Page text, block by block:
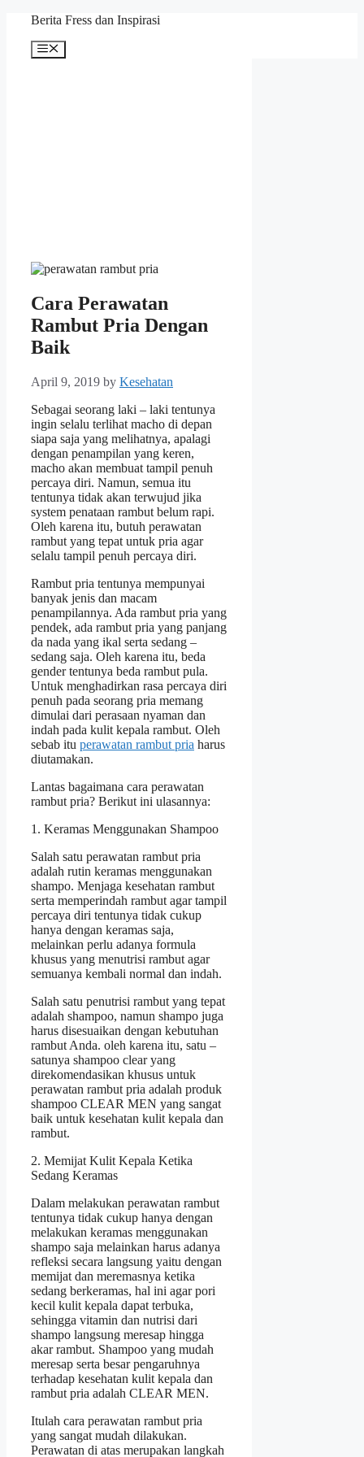
content
Berita Fress dan Inspirasi
Menu
Cara Perawatan
Rambut Pria Dengan
Baik
April 9, 2019 by Kesehatan
Sebagai seorang laki – laki tentunya
ingin selalu terlihat macho di depan
siapa saja yang melihatnya, apalagi
dengan penampilan yang keren,
macho akan membuat tampil penuh
percaya diri. Namun, semua itu
tentunya tidak akan terwujud jika
system penataan rambut belum rapi.
Oleh karena itu, butuh perawatan
rambut yang tepat untuk pria agar
selalu tampil penuh percaya diri.
Rambut pria tentunya mempunyai
banyak jenis dan macam
penampilannya. Ada rambut pria yang
pendek, ada rambut pria yang panjang
da nada yang ikal serta sedang –
sedang saja. Oleh karena itu, beda
gender tentunya beda rambut pula.
Untuk menghadirkan rasa percaya diri
penuh pada seorang pria memang
dimulai dari perasaan nyaman dan
indah pada kulit kepala rambut. Oleh
sebab itu perawatan rambut pria harus
diutamakan.
Lantas bagaimana cara perawatan
rambut pria? Berikut ini ulasannya:
1. Keramas Menggunakan Shampoo
Salah satu perawatan rambut pria
adalah rutin keramas menggunakan
shampo. Menjaga kesehatan rambut
serta memperindah rambut agar tampil
percaya diri tentunya tidak cukup
hanya dengan keramas saja,
melainkan perlu adanya formula
khusus yang menutrisi rambut agar
semuanya kembali normal dan indah.
Salah satu penutrisi rambut yang tepat
adalah shampoo, namun shampo juga
harus disesuaikan dengan kebutuhan
rambut Anda. oleh karena itu, satu –
satunya shampoo clear yang
direkomendasikan khusus untuk
perawatan rambut pria adalah produk
shampoo CLEAR MEN yang sangat
baik untuk kesehatan kulit kepala dan
rambut.
2. Memijat Kulit Kepala Ketika
Sedang Keramas
Dalam melakukan perawatan rambut
tentunya tidak cukup hanya dengan
melakukan keramas menggunakan
shampo saja melainkan harus adanya
refleksi secara langsung yaitu dengan
memijat dan meremasnya ketika
sedang berkeramas, hal ini agar pori
kecil kulit kepala dapat terbuka,
sehingga vitamin dan nutrisi dari
shampo langsung meresap hingga
akar rambut. Shampoo yang mudah
meresap serta besar pengaruhnya
terhadap kesehatan kulit kepala dan
rambut pria adalah CLEAR MEN.
Itulah cara perawatan rambut pria
yang sangat mudah dilakukan.
Perawatan di atas merupakan langkah